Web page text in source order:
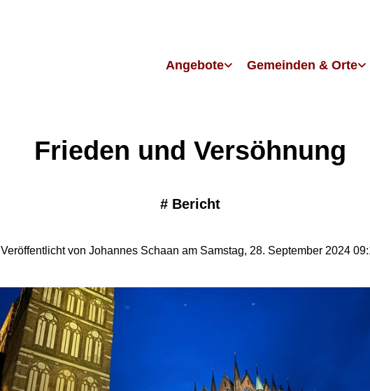
Angebote Gemeinden & Orte
Frieden und Versöhnung
# Bericht
Veröffentlicht von Johannes Schaan am Samstag, 28. September 2024